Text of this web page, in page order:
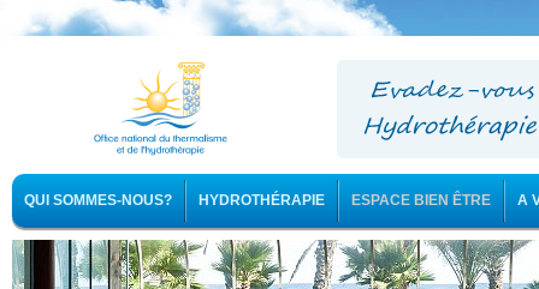
QUI SOMMES-NOUS? HYDROTHÉRAPIE ESPACE BIEN ÊTRE A